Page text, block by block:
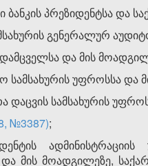
პრეზიდენტსა და
გენერალურ
და მის
სამსახურის უფროსსა და
დაცვის სამსახურის
№3387);
და მის მოადგილეზე,